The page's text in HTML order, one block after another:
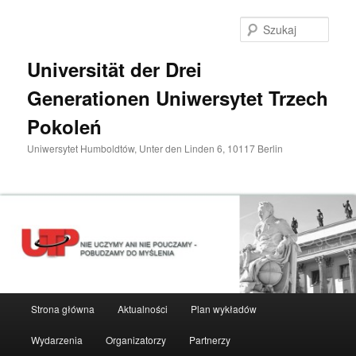
Universität der Drei
Generationen Uniwersytet Trzech
Pokoleń
Uniwersytet Humboldtów, Unter den Linden 6, 10117 Berlin
Strona główna Aktualności Plan wykładów
Wydarzenia Organizatorzy Partnerzy